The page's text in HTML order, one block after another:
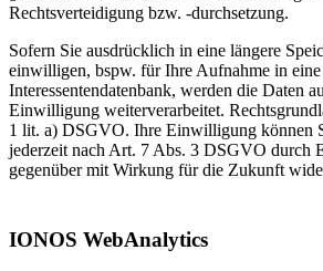
Rechtsverteidigung bzw. -durchsetzung.
Sofern Sie ausdrücklich in eine längere
einwilligen, bspw. für Ihre Aufnahme in
Interessentendatenbank, werden die Daten
Einwilligung weiterverarbeitet.
1 lit. a) DSGVO. Ihre Einwilligung können
jederzeit nach Art. 7 Abs. 3 DSGVO durch
gegenüber mit Wirkung für die Zukunft
IONOS WebAnalytics